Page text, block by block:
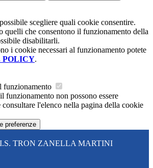
scegliere quali cookie consentire.
quelli che consentono il funzionamento della
disabilitarli.
i cookie necessari al funzionamento potete
POLICY.
funzionamento
funzionamento non possono essere
l'elenco nella pagina della cookie
preferenze
TRON ZANELLA MARTINI